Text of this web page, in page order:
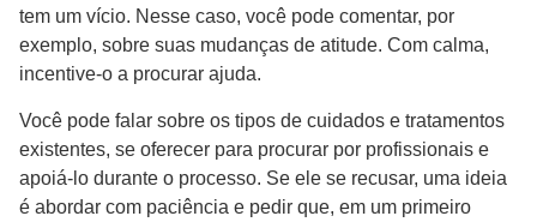
tem um vício. Nesse caso, você pode comentar, por
exemplo, sobre suas mudanças de atitude. Com calma,
incentive-o a procurar ajuda.
Você pode falar sobre os tipos de cuidados e tratamentos
existentes, se oferecer para procurar por profissionais e
apoiá-lo durante o processo. Se ele se recusar, uma ideia
é abordar com paciência e pedir que, em um primeiro